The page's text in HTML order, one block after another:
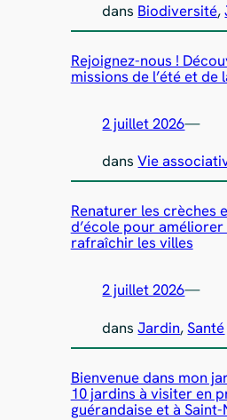
dans Biodiversité,
Rejoignez-nous !
missions de l’été et de
2 juillet 2026—
dansVie
Renaturer les crèches
d’école pour
rafraîchir les villes
2 juillet 2026—
dansJardin, Santé
Bienvenue dans mon
10 jardins à visiter en
guérandaise et à Saint-